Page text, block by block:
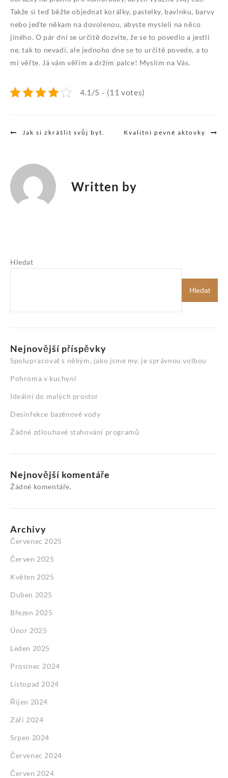
Takže si teď běžte objednat korálky, pastelky, bavlnku, barvy
nebo jeďte někam na dovolenou, abyste mysleli na něco
jiného. O pár dní se určitě dozvíte, že se to povedlo a jestli
ne, tak to nevadí, ale jednoho dne se to určitě povede, a to
mi věřte. Já vám věřím a držím palce! Myslím na Vás.
4.1/5 - (11 votes)
Navigace
Jak si zkrášlit svůj byt. Kvalitní pevné aktovky
Written by
Hledat
Hledat
Nejnovější příspěvky
Spolupracovat s někým, jako jsme my, je správnou volbou
Pohroma v kuchyni
Ideální do malých prostor
Desinfekce bazénové vody
Žádné zdlouhavé stahování programů
Nejnovější komentáře
Žádné komentáře.
Archivy
Červenec 2025
Červen 2025
Květen 2025
Duben 2025
Březen 2025
Únor 2025
Leden 2025
Prosinec 2024
Listopad 2024
Říjen 2024
Září 2024
Srpen 2024
Červenec 2024
Červen 2024